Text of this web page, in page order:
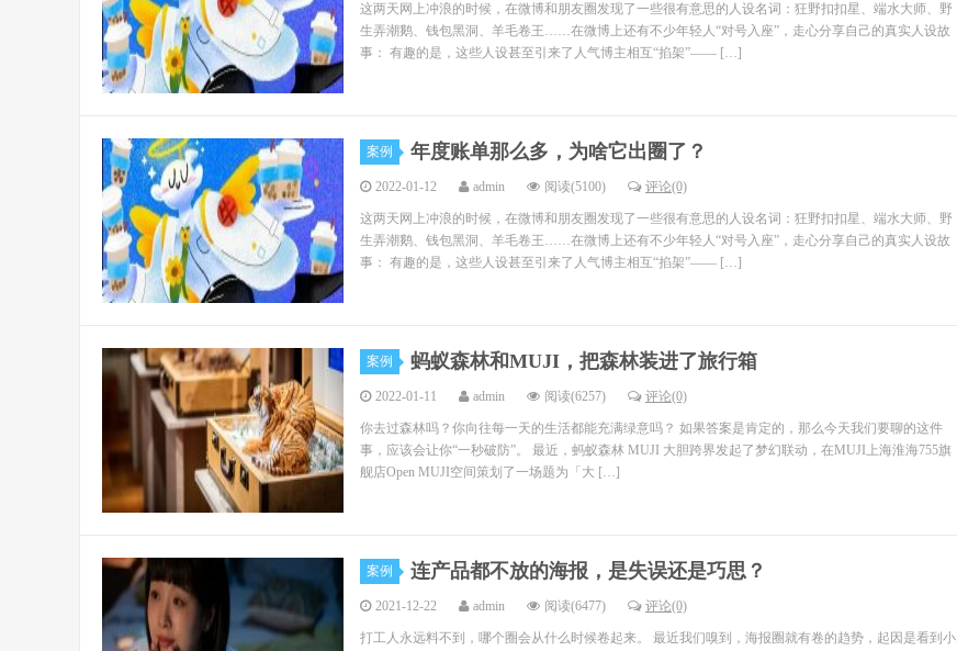
这两天网上冲浪的时候，在微博和朋友圈发现了一些很有意思的人设名词：狂野扣扣星、端水大师、野
生弄潮鹅、钱包黑洞、羊毛卷王……在微博上还有不少年轻人“对号入座”，走心分享自己的真实人设故
事： 有趣的是，这些人设甚至引来了人气博主相互“掐架”—— […]
案例 年度账单那么多，为啥它出圈了？
2022-01-12 admin 阅读(5100) 评论(0)
这两天网上冲浪的时候，在微博和朋友圈发现了一些很有意思的人设名词：狂野扣扣星、端水大师、野
生弄潮鹅、钱包黑洞、羊毛卷王……在微博上还有不少年轻人“对号入座”，走心分享自己的真实人设故
事： 有趣的是，这些人设甚至引来了人气博主相互“掐架”—— […]
案例 蚂蚁森林和MUJI，把森林装进了旅行箱
2022-01-11 admin 阅读(6257) 评论(0)
你去过森林吗？你向往每一天的生活都能充满绿意吗？ 如果答案是肯定的，那么今天我们要聊的这件
事，应该会让你“一秒破防”。 最近，蚂蚁森林 MUJI 大胆跨界发起了梦幻联动，在MUJI上海淮海755旗
舰店Open MUJI空间策划了一场题为「大 […]
案例 连产品都不放的海报，是失误还是巧思？
2021-12-22 admin 阅读(6477) 评论(0)
打工人永远料不到，哪个圈会从什么时候卷起来。 最近我们嗅到，海报圈就有卷的趋势，起因是看到小